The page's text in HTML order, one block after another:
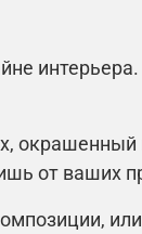
от ваших